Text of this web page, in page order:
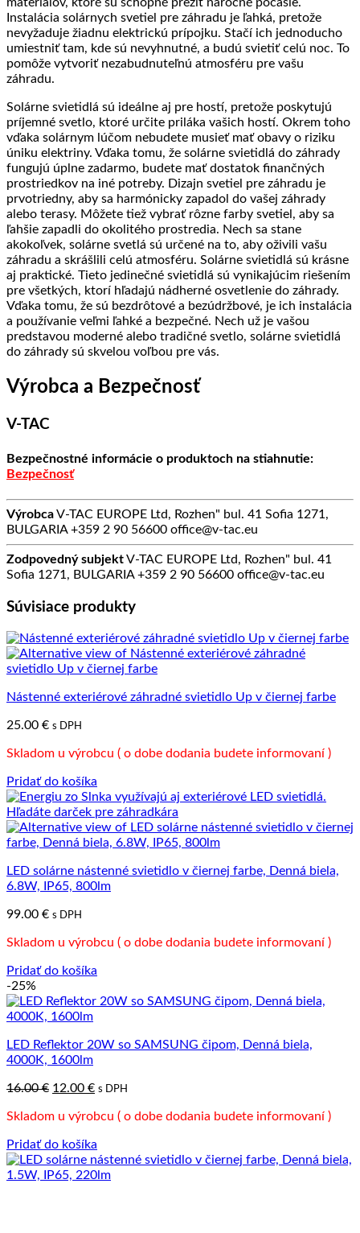
materiálov, ktoré sú schopné prežiť náročné počasie.
Instalácia solárnych svetiel pre záhradu je ľahká, pretože
nevyžaduje žiadnu elektrickú prípojku. Stačí ich jednoducho
umiestniť tam, kde sú nevyhnutné, a budú svietiť celú noc. To
pomôže vytvoriť nezabudnuteľnú atmosféru pre vašu
záhradu.
Solárne svietidlá sú ideálne aj pre hostí, pretože poskytujú
príjemné svetlo, ktoré určite priláka vašich hostí. Okrem toho
vďaka solárnym lúčom nebudete musieť mať obavy o riziku
úniku elektriny. Vďaka tomu, že solárne svietidlá do záhrady
fungujú úplne zadarmo, budete mať dostatok finančných
prostriedkov na iné potreby. Dizajn svetiel pre záhradu je
prvotriedny, aby sa harmónicky zapadol do vašej záhrady
alebo terasy. Môžete tiež vybrať rôzne farby svetiel, aby sa
ľahšie zapadli do okolitého prostredia. Nech sa stane
akokoľvek, solárne svetlá sú určené na to, aby oživili vašu
záhradu a skrášlili celú atmosféru. Solárne svietidlá sú krásne
aj praktické. Tieto jedinečné svietidlá sú vynikajúcim riešením
pre všetkých, ktorí hľadajú nádherné osvetlenie do záhrady.
Vďaka tomu, že sú bezdrôtové a bezúdržbové, je ich instalácia
a používanie veľmi ľahké a bezpečné. Nech už je vašou
predstavou moderné alebo tradičné svetlo, solárne svietidlá
do záhrady sú skvelou voľbou pre vás.
Výrobca a Bezpečnosť
V-TAC
Bezpečnostné informácie o produktoch na stiahnutie:
Bezpečnosť
VýrobcaV-TAC EUROPE Ltd, Rozhen" bul. 41 Sofia 1271,
BULGARIA +359 2 90 56600 office@v-tac.eu
Zodpovedný subjektV-TAC EUROPE Ltd, Rozhen" bul. 41
Sofia 1271, BULGARIA +359 2 90 56600 office@v-tac.eu
Súvisiace produkty
Nástenné exteriérové záhradné svietidlo Up v čiernej farbe
25.00 € s DPH
Skladom u výrobcu ( o dobe dodania budete informovaní )
Pridať do košíka
LED solárne nástenné svietidlo v čiernej farbe, Denná biela,
6.8W, IP65, 800lm
99.00 € s DPH
Skladom u výrobcu ( o dobe dodania budete informovaní )
Pridať do košíka
-25%
LED Reflektor 20W so SAMSUNG čipom, Denná biela,
4000K, 1600lm
16.00€ Pôvodná
bola:
12.00 €Aktuálna
je:
s DPH
Skladom u výrobcu ( o dobe dodania budete informovaní )
Pridať do košíka